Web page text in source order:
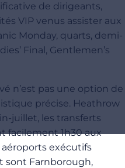
de dirigeants,
VIP venus assister aux
Monday, quarts, demi-
Final, Gentlemen’s
n’est pas une option de
précise. Heathrow
juillet, les transferts
facilement 1h30 aux
exécutifs
sont Farnborough,